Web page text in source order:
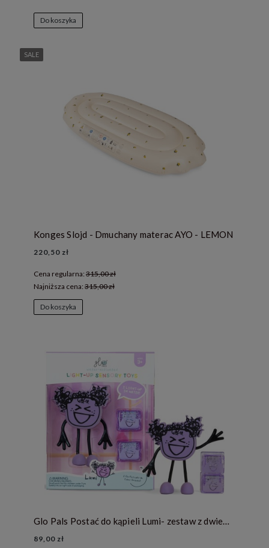
Do koszyka
Konges Slojd - Dmuchany materac AYO - LEMON
220,50 zł
Cena regularna: 315,00 zł
Najniższa cena: 315,00 zł
Do koszyka
SALE
Glo Pals Postać do kąpieli Lumi- zestaw z dwiema kostkami sensorycznymi świecącymi w wodzie
89,00 zł